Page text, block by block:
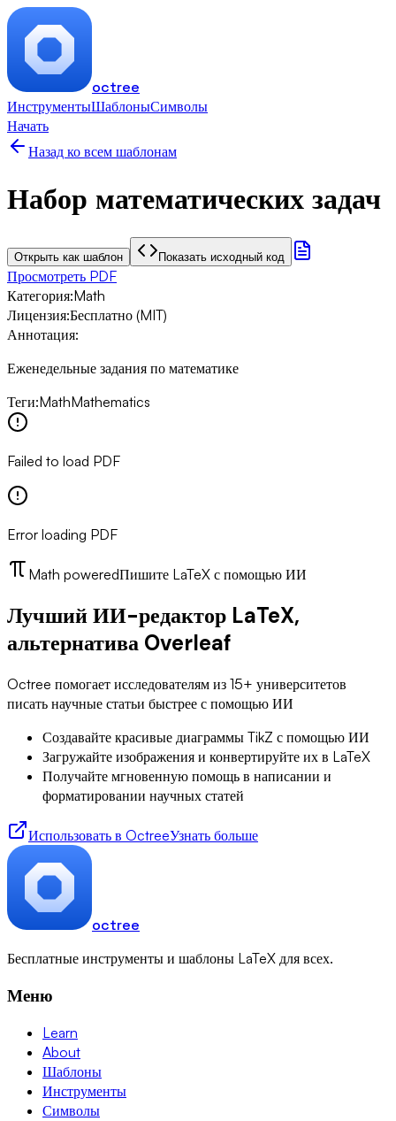
octree
ИнструментыШаблоныСимволы
Начать
Назад ко всем шаблонам
Набор математических задач
Открыть как шаблон Показать исходный код
Просмотреть PDF
Категория:Math
Лицензия:Бесплатно (MIT)
Аннотация:
Еженедельные задания по математике
Теги:MathMathematics
Failed to load PDF
Error loading PDF
Math poweredПишите LaTeX с помощью ИИ
Лучший ИИ-редактор LaTeX,
альтернатива Overleaf
Octree помогает исследователям из 15+ университетов
писать научные статьи быстрее с помощью ИИ
Создавайте красивые диаграммы TikZ с помощью ИИ
Загружайте изображения и конвертируйте их в LaTeX
Получайте мгновенную помощь в написании и
форматировании научных статей
Использовать в OctreeУзнать больше
octree
Бесплатные инструменты и шаблоны LaTeX для всех.
Меню
Learn
About
Шаблоны
Инструменты
Символы